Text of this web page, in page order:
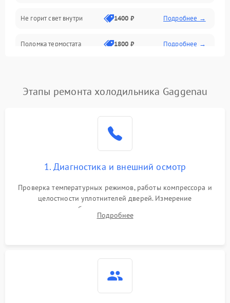
Не горит свет внутри 1400 ₽ Подробнее →
Поломка термостата 1800 ₽ Подробнее →
Поломка системы No Frost 2600 ₽ Подробнее →
работе
2000 ₽ Подробнее →
1000 ₽
1800 ₽
Этапы ремонта холодильника Gaggenau
1. Диагностика и внешний осмотр
Проверка температурных режимов, работы компрессора и
целостности уплотнителей дверей. Измерение
сопротивления обмоток мотора, проверка термостата и
считывание кодов ошибок с электронного дисплея.
Подробнее